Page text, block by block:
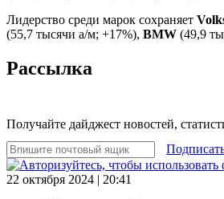
Лидерство среди марок сохраняет
(55,7 тысячи а/м; +17%), BMW (49,9
Рассылка
Получайте дайджест новостей,
22 октября 2024 | 20:41